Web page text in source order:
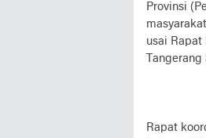
Provinsi
usai Rapat
Rapat